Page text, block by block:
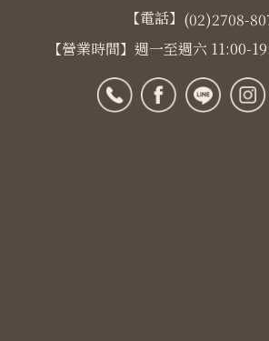
【電話】 (02)2708-
【營業時間】週一至週六 11:00-